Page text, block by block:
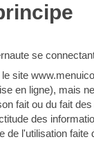
se
site
en ligne), mais
fait ou du fait
des
de l'utilisation